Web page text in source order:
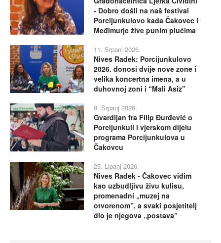
- Dobro došli na naš festival
Porcijunkulovo kada Čakovec i
Međimurje žive punim plućima
11. Srpanj 2026.
Nives Radek: Porcijunkulovo
2026. donosi dvije nove zone i
velika koncertna imena, a u
duhovnoj zoni i “Mali Asiz”
8. Srpanj 2026.
Gvardijan fra Filip Đurđević o
Porcijunkuli i vjerskom dijelu
programa Porcijunkulova u
Čakovcu
25. Lipanj 2026.
Nives Radek - Čakovec vidim
kao uzbudljivu živu kulisu,
promenadni „muzej na
otvorenom”, a svaki posjetitelj
dio je njegova „postava”